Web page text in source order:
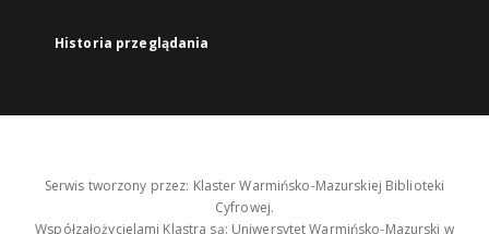
Historia przeglądania
Serwis tworzony przez: Klaster Warmińsko-Mazurskiej Biblioteki
Cyfrowej.
Współzałożycielami Klastra są: Uniwersytet Warmińsko-Mazurski w